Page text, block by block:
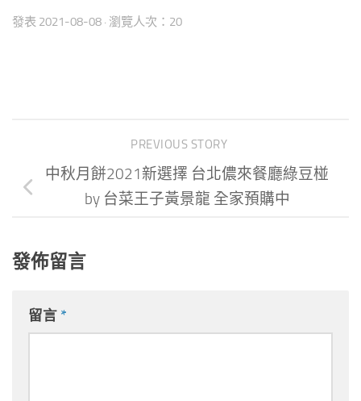
發表 2021-08-08 · 瀏覽人次：20
PREVIOUS STORY
中秋月餅2021新選擇 台北儂來餐廳綠豆椪
by 台菜王子黃景龍 全家預購中
發佈留言
留言 *